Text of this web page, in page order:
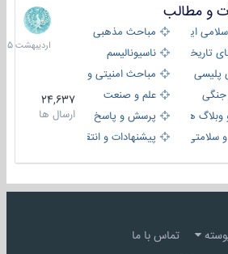
و مطالب
ایران
مباحث مذهبی
تاریخی و مذهبیناسیونالیسم
مباحث امنیتی و اطلاعاتی
علم و صنعت
ها
پرسش و پاسخ
پیشنهادات و انتقادات
24,637
ارسال ها
8
1405
تماس با ما